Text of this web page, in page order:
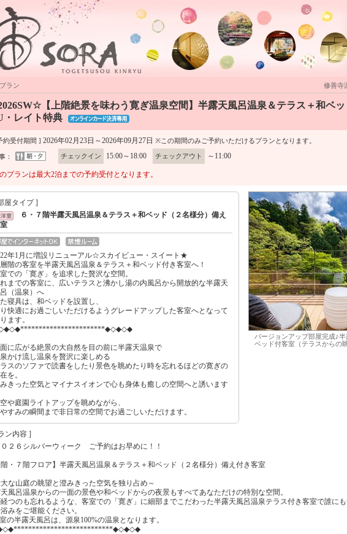
ラン 修善寺
【上階絶景を味わう寛ぎ温泉空間】半露天風呂温泉＆テラス＋和ベ
・レイト特典
約受付期間 ] 2026年02月23日～2026年09月27日 ※この期間のみご予約いただけるプランとなります。
： チェックイン 15:00～18:00 チェックアウト ～11:00
プランは最大2泊までの予約受付となります。
屋タイプ ]
６・７階半露天風呂温泉＆テラス＋和ベッド（２名様分）備え
年1月に増設リニューアル☆スカイビュー・スイート★
階の客室を半露天風呂温泉＆テラス＋和ベッド付き客室へ！
での「寛ぎ」を追求した贅沢な空間。
れまでの客室に、広いテラスと沸かし湯の内風呂から開放的な半露天
（温泉）へ
寝具は、和ベッドを設置し、
快適にお過ごしいただけるようグレードアップした客室へとなって
ます。
に広がる絶景の大自然を目の前に半露天温泉で
かけ流し温泉を贅沢に楽しめる
スのソファで読書をしたり景色を眺めたり時を忘れるほどの寛ぎの
を。
きった空気とマイナスイオンで心も身体も癒しの空間へと誘います
や庭園ライトアップを眺めながら、
すみの瞬間まで非日常の空間でお過ごしいただけます。
バージョンアップ部屋完成♪
ベッド付客室（テラスからの
ン内容 ]
２６シルバーウィーク ご予約はお早めに！！
階・７階フロア】半露天風呂温泉＆テラス＋和ベッド（２名様分）備え付き客室
大な山庭の眺望と澄みきった空気を独り占め～
風呂温泉からの一面の景色や和ベッドからの夜景もすべてあなただけの特別な空間。
つのも忘れるような、客室での「寛ぎ」に細部までこだわった半露天風呂温泉テラス付き客室で誰に
みをご堪能ください。
の半露天風呂は、源泉100%の温泉となります。